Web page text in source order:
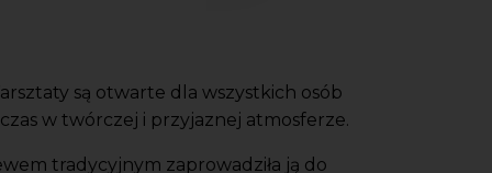
są otwarte dla wszystkich osób
w twórczej i przyjaznej atmosferze.
tradycyjnym zaprowadziła ją do